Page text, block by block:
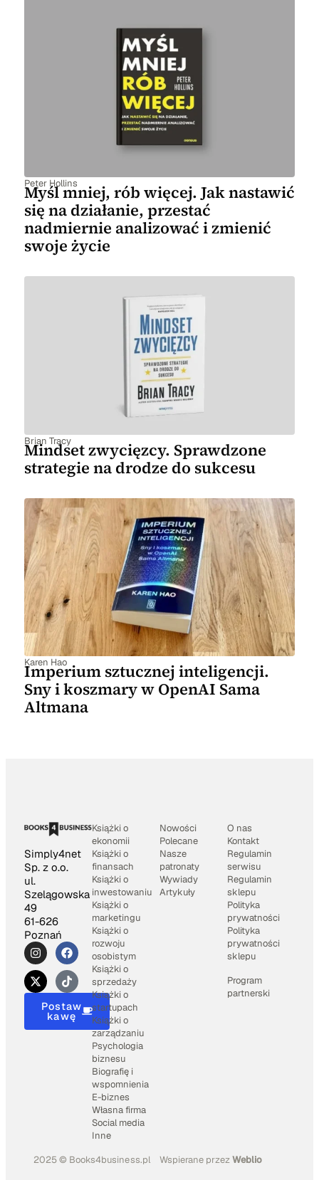
Peter Hollins
Myśl mniej, rób więcej. Jak nastawić
się na działanie, przestać
nadmiernie analizować i zmienić
swoje życie
Brian Tracy
Mindset zwycięzcy. Sprawdzone
strategie na drodze do sukcesu
Karen Hao
Imperium sztucznej inteligencji.
Sny i koszmary w OpenAI Sama
Altmana
Simply4net
Sp. z o.o.
ul.
Szelągowska
49
61-626
Poznań
Postaw
kawę
Książki o
ekonomii
Książki o
finansach
Książki o
inwestowaniu
Książki o
marketingu
Książki o
rozwoju
osobistym
Książki o
sprzedaży
Książki o
startupach
Książki o
zarządzaniu
Psychologia
biznesu
Biografię i
wspomnienia
E-biznes
Własna firma
Social media
Inne
Nowości
Polecane
Nasze
patronaty
Wywiady
Artykuły
O nas
Kontakt
Regulamin
serwisu
Regulamin
sklepu
Polityka
prywatności
Polityka
prywatności
sklepu
Program
partnerski
2025 © Books4business.pl Wspierane przezWeblio